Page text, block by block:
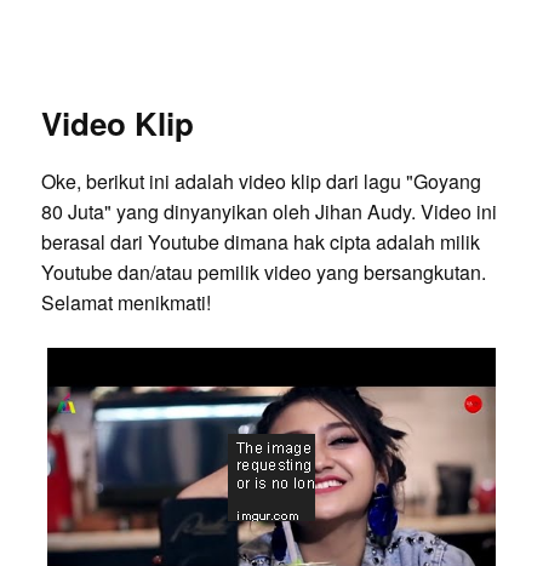
Video Klip
Oke, berikut ini adalah video klip dari lagu "Goyang
80 Juta" yang dinyanyikan oleh Jihan Audy. Video ini
berasal dari Youtube dimana hak cipta adalah milik
Youtube dan/atau pemilik video yang bersangkutan.
Selamat menikmati!